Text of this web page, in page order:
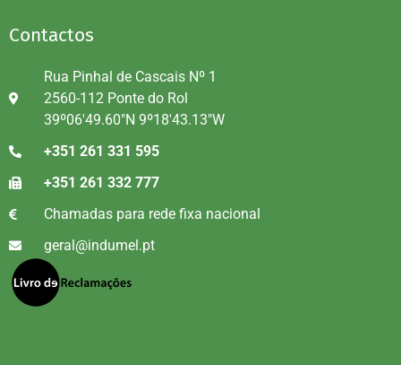
Contactos
Rua Pinhal de Cascais Nº 1
2560-112 Ponte do Rol
39º06'49.60"N 9º18'43.13"W
+351 261 331 595
+351 261 332 777
Chamadas para rede fixa nacional
geral@indumel.pt